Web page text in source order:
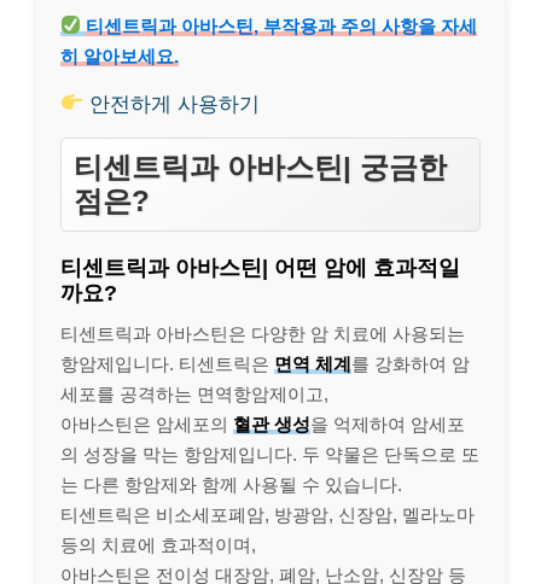
티센트릭과 아바스틴, 부작용과 주의 사항을 자세
히 알아보세요.
안전하게 사용하기
티센트릭과 아바스틴| 궁금한
점은?
티센트릭과 아바스틴| 어떤 암에 효과적일
까요?
티센트릭과 아바스틴은 다양한 암 치료에 사용되는
항암제입니다. 티센트릭은 면역 체계를 강화하여 암
세포를 공격하는 면역항암제이고,
아바스틴은 암세포의 혈관 생성을 억제하여 암세포
의 성장을 막는 항암제입니다. 두 약물은 단독으로 또
는 다른 항암제와 함께 사용될 수 있습니다.
티센트릭은 비소세포폐암, 방광암, 신장암, 멜라노마
등의 치료에 효과적이며,
아바스틴은 전이성 대장암, 폐암, 난소암, 신장암 등